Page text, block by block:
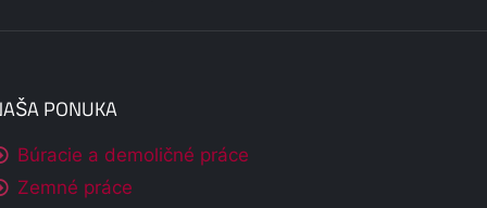
PONUKA
Búracie a demoličné práce
Zemné práce